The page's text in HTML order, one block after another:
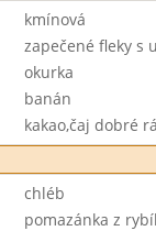
kmínová
zapečené fleky s
okurka
banán
kakao,čaj dobré
chléb
pomazánka z